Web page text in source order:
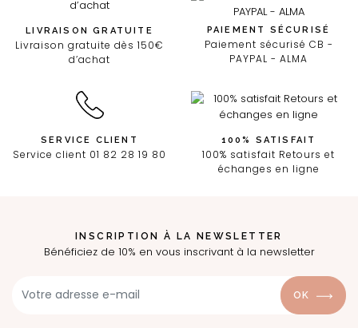
LIVRAISON GRATUITE
Livraison gratuite dès 150€
d’achat
PAIEMENT SÉCURISÉ
Paiement sécurisé CB -
PAYPAL - ALMA
SERVICE CLIENT
Service client 01 82 28 19 80
100% SATISFAIT
100% satisfait Retours et
échanges en ligne
INSCRIPTION À LA NEWSLETTER
Bénéficiez de 10% en vous inscrivant à la newsletter
OK